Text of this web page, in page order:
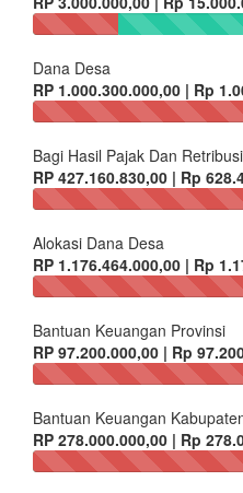
Dana Desa
RP 1.000.300.000,00 | Rp
Bagi Hasil Pajak Dan Retribusi
RP 427.160.830,00 | Rp
Alokasi Dana Desa
RP 1.176.464.000,00 | Rp
Bantuan Keuangan Provinsi
RP 97.200.000,00 | Rp
Bantuan Keuangan
RP 278.000.000,00 | Rp